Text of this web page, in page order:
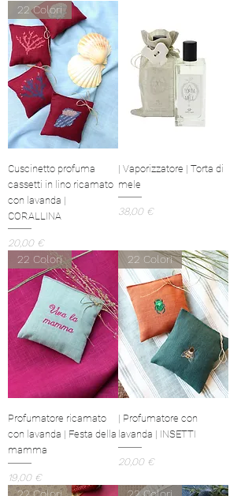
22 Colori
Cuscinetto profuma
cassetti in lino ricamato
con lavanda |
CORALLINA
Prezzo
20,00 €
| Vaporizzatore | Torta di
mele
Prezzo
38,00 €
22 Colori
Profumatore ricamato
con lavanda | Festa della
mamma
Prezzo
19,00 €
22 Colori
| Profumatore con
lavanda | INSETTI
Prezzo
20,00 €